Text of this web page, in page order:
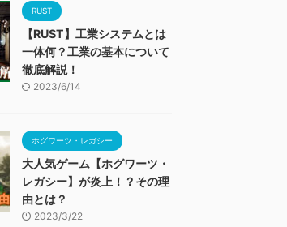
RUST
【RUST】工業システムとは
一体何？工業の基本について
徹底解説！
2023/6/14
ホグワーツ・レガシー
大人気ゲーム【ホグワーツ・
レガシー】が炎上！？その理
由とは？
2023/3/22